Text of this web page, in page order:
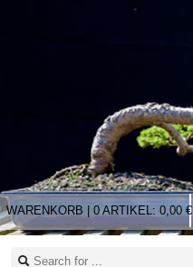
WARENKORB | 0 ARTIKEL: 0,00 €